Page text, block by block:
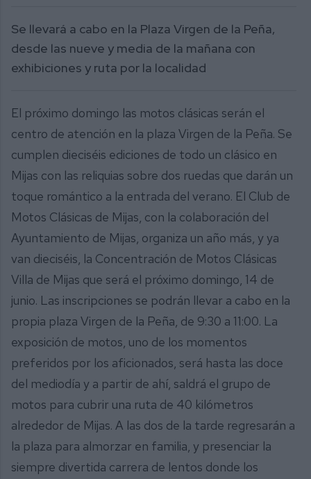
Se llevará a cabo en la Plaza Virgen de la Peña,
desde las nueve y media de la mañana con
exhibiciones y ruta por la localidad
El próximo domingo las motos clásicas serán el
centro de atención en la plaza Virgen de la Peña. Se
cumplen dieciséis ediciones de todo un clásico en
Mijas con las reliquias sobre dos ruedas que darán un
toque romántico a la entrada del verano. El Club de
Motos Clásicas de Mijas, con la colaboración del
Ayuntamiento de Mijas, organiza un año más, y ya
van dieciséis, la Concentración de Motos Clásicas
Villa de Mijas que será el próximo domingo, 14 de
junio. Las inscripciones se podrán llevar a cabo en la
propia plaza Virgen de la Peña, de 9:30 a 11:00. La
exposición de motos, uno de los momentos
preferidos por los aficionados, será hasta las doce
del mediodía y a partir de ahí, saldrá el grupo de
motos para cubrir una ruta de 40 kilómetros
alrededor de Mijas. A las dos de la tarde regresarán a
la plaza para almorzar en familia, y presenciar la
siempre divertida carrera de lentos donde los